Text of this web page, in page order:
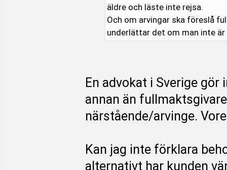
äldre och läste inte rejsa.
Och om arvingar ska föreslå
underlättar det om man inte är
En advokat i Sverige
annan än
närstående/arvinge.
Kan jag inte förklara
alternativt har kunden